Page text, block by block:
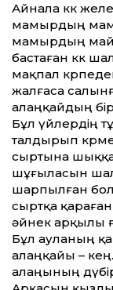
Айнала көк
мамырдың
мамырдың
бастаған көк
мақпал
жалғаса
алаңқайдың
Бұл үйлердің
талдырып
сыртына
шұғыласын
шарпылған
сыртқа
әйнек арқылы
Бұл ауланың
алаңқайы –
алаңының